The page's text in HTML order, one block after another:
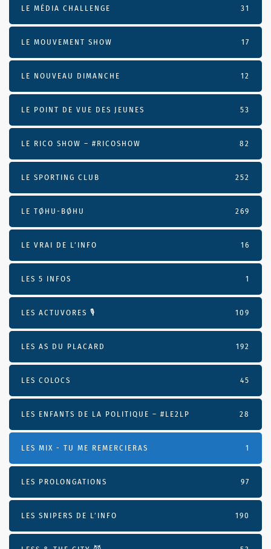
LE MÉDIA CHALLENGE 31
LE MOUVEMENT SHOW 17
LE NOUVEAU DIMANCHE 12
LE POINT DE VUE DES JEUNES 53
LE RICO SHOW – #RICOSHOW 82
LE SPORTING CLUB 252
LE TØHU-BØHU 269
LE VRAI DE L’INFO 16
LES 5 INFOS 1
LES ACTUVORES 🎙 109
LES AS DU PLACARD 192
LES COLOCS 45
LES ENFANTS DE LA POLITIQUE – #LE2LP 28
LES MIX - TU ME REMERCIERAS 1
LES PROLONGATIONS 97
LES SNIPERS DE L’INFO 190